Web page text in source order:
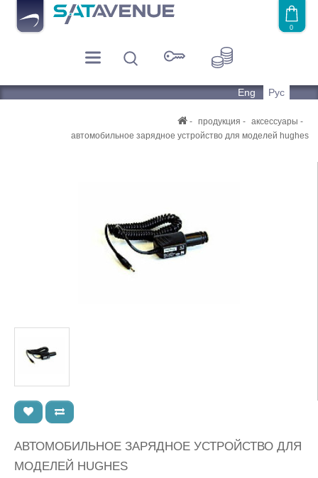
0
Eng Рус
продукция
аксессуары
автомобильное зарядное устройство для моделей hughes
АВТОМОБИЛЬНОЕ ЗАРЯДНОЕ УСТРОЙСТВО ДЛЯ
МОДЕЛЕЙ HUGHES